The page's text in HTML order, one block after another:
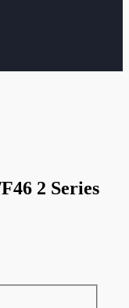
2 Series